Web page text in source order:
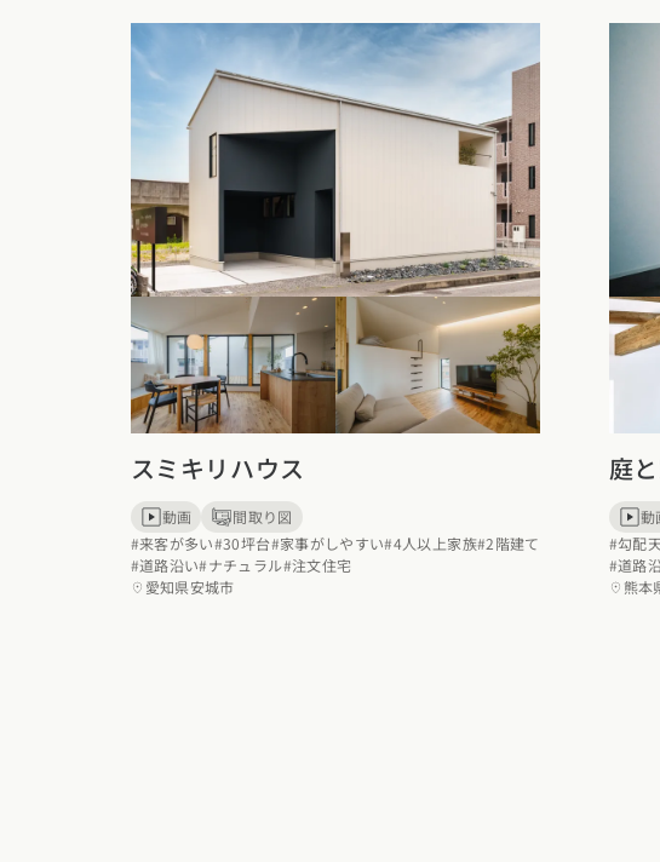
関西エリア
兵庫県 京都府
中国エリア
岡山県鳥取県
四国エリア
香川県徳島県愛媛県 高知県
九州・沖縄エリア
福岡県佐賀県長崎県 大分
オーナー様の声
(評価・口コ
設計した建築家の想い
R+houseの間取り
ルームツアー
設備・性能
お金と住まい
周辺環境
間取りのヒント
施工事例
スタイルのヒント
デザインのヒント
北海道・東北エリア
北海道 青森県
関東エリア
神奈川県 埼玉県
甲信越・北陸エリア
富山県石川県 福井県山梨
東海エリア
愛知県 岐阜県静岡県
大阪府兵庫県京都府 滋賀県奈良
スミキリハウス
動画
間取り図
#来客が多い#30坪台#家事がしやすい#4人以上家族#2階建て
#道路沿い#ナチュラル#注文住宅
愛知県安城市
庭
動
#勾配
#道路
熊本